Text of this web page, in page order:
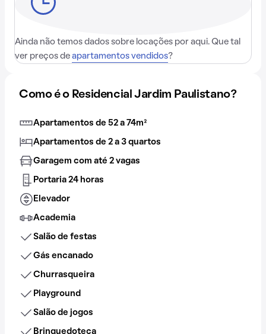
Ainda não temos dados sobre locações por aqui. Que tal
ver preços de apartamentos vendidos?
Como é o Residencial Jardim Paulistano?
Apartamentos de 52 a 74m²
Apartamentos de 2 a 3 quartos
Garagem com até 2 vagas
Portaria 24 horas
Elevador
Academia
Salão de festas
Gás encanado
Churrasqueira
Playground
Salão de jogos
Brinquedoteca